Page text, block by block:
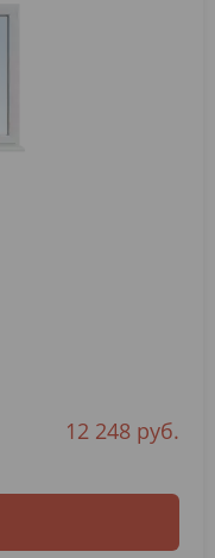
12 248 руб.